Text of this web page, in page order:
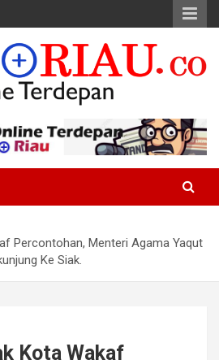
Percontohan, Menteri Agama Yaqut
Ke Siak.
Kota Wakaf